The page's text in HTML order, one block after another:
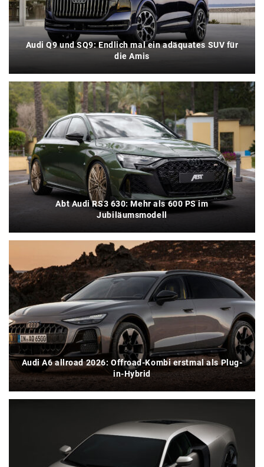
Audi Q9 und SQ9: Endlich mal ein adäquates SUV für
die Amis
Abt Audi RS3 630: Mehr als 600 PS im
Jubiläumsmodell
Audi A6 allroad 2026: Offroad-Kombi erstmal als Plug-
in-Hybrid